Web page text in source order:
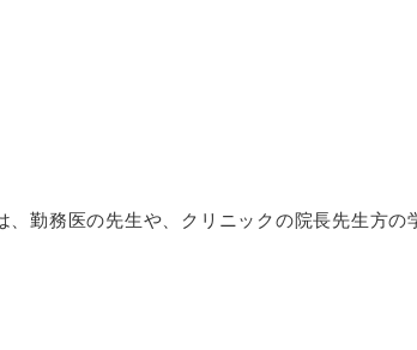
、勤務医の先生や、クリニックの院長先生方